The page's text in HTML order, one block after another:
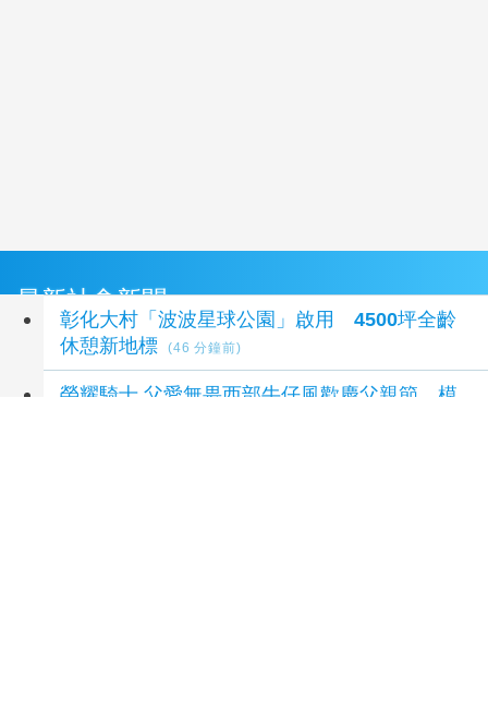
最新社會新聞
彰化大村「波波星球公園」啟用 4500坪全齡
休憩新地標
(46 分鐘前)
榮耀騎士 父愛無畏西部牛仔風歡慶父親節 模